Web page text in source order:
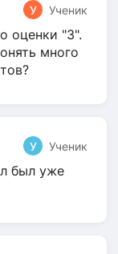
У Ученик
оценки "3".
много
У Ученик
был уже